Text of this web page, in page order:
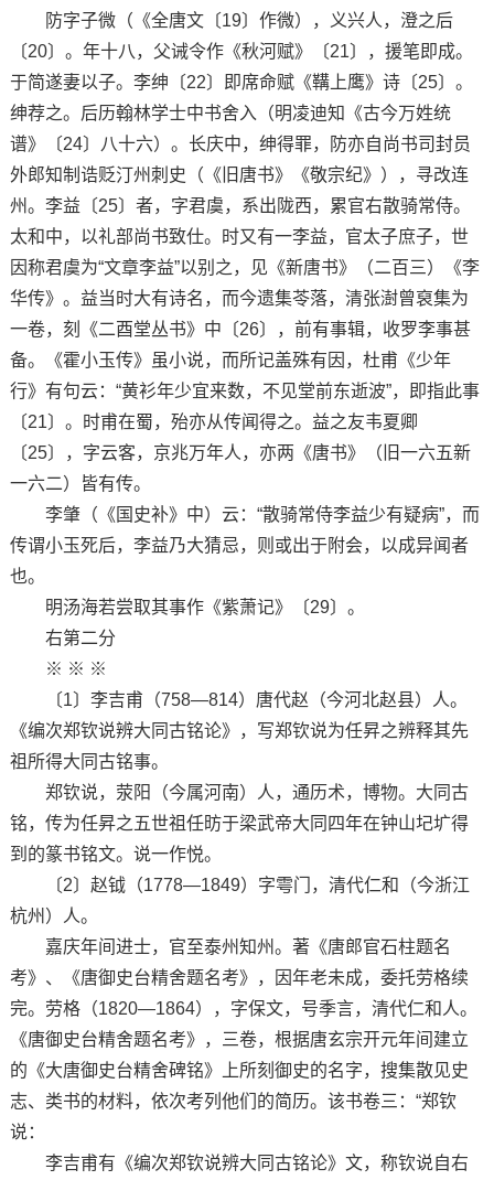
防字子微（《全唐文〔19〕作微），义兴人，澄之后
〔20〕。年十八，父诫令作《秋河赋》〔21〕，援笔即成。
于简遂妻以子。李绅〔22〕即席命赋《鞲上鹰》诗〔25〕。
绅荐之。后历翰林学士中书舍入（明凌迪知《古今万姓统
谱》〔24〕八十六）。长庆中，绅得罪，防亦自尚书司封员
外郎知制诰贬汀州刺史（《旧唐书》《敬宗纪》），寻改连
州。李益〔25〕者，字君虞，系出陇西，累官右散骑常侍。
太和中，以礼部尚书致仕。时又有一李益，官太子庶子，世
因称君虞为“文章李益”以别之，见《新唐书》（二百三）《李
华传》。益当时大有诗名，而今遗集苓落，清张澍曾裒集为
一卷，刻《二酉堂丛书》中〔26〕，前有事辑，收罗李事甚
备。《霍小玉传》虽小说，而所记盖殊有因，杜甫《少年
行》有句云：“黄衫年少宜来数，不见堂前东逝波”，即指此事
〔21〕。时甫在蜀，殆亦从传闻得之。益之友韦夏卿
〔25〕，字云客，京兆万年人，亦两《唐书》（旧一六五新
一六二）皆有传。
李肇（《国史补》中）云：“散骑常侍李益少有疑病”，而
传谓小玉死后，李益乃大猜忌，则或出于附会，以成异闻者
也。
明汤海若尝取其事作《紫萧记》〔29〕。
右第二分
※ ※ ※
〔1〕李吉甫（758—814）唐代赵（今河北赵县）人。
《编次郑钦说辨大同古铭论》，写郑钦说为任昇之辨释其先
祖所得大同古铭事。
郑钦说，荥阳（今属河南）人，通历术，博物。大同古
铭，传为任昇之五世祖任昉于梁武帝大同四年在钟山圮圹得
到的篆书铭文。说一作悦。
〔2〕赵钺（1778—1849）字雩门，清代仁和（今浙江
杭州）人。
嘉庆年间进士，官至泰州知州。著《唐郎官石柱题名
考》、《唐御史台精舍题名考》，因年老未成，委托劳格续
完。劳格（1820—1864），字保文，号季言，清代仁和人。
《唐御史台精舍题名考》，三卷，根据唐玄宗开元年间建立
的《大唐御史台精舍碑铭》上所刻御史的名字，搜集散见史
志、类书的材料，依次考列他们的简历。该书卷三：“郑钦
说：
李吉甫有《编次郑钦说辨大同古铭论》文，称钦说自右